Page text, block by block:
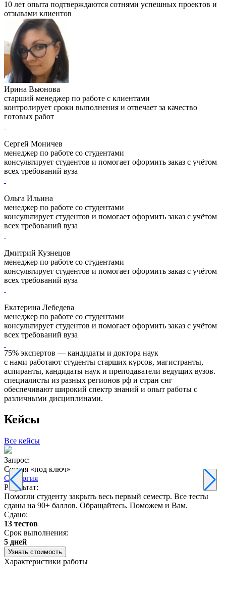
10 лет опыта подтверждаются сотнями успешных проектов и
отзывами клиентов
Ирина Вьюнова
старший менеджер по работе с клиентами
контролирует сроки выполнения и отвечает за качество
готовых работ
Сергей Моничев
менеджер по работе со студентами
консультирует студентов и помогает оформить заказ с учётом
всех требований вуза
Ольга Ильина
менеджер по работе со студентами
консультирует студентов и помогает оформить заказ с учётом
всех требований вуза
Дмитрий Кузнецов
менеджер по работе со студентами
консультирует студентов и помогает оформить заказ с учётом
всех требований вуза
Екатерина Лебедева
менеджер по работе со студентами
консультирует студентов и помогает оформить заказ с учётом
всех требований вуза
75% экспертов — кандидаты и доктора наук
с нами работают студенты старших курсов, магистранты,
аспиранты, кандидаты наук и преподаватели ведущих вузов.
специалисты из разных регионов рф и стран снг
обеспечивают широкий спектр знаний и опыт работы с
различными дисциплинами.
Кейсы
Все кейсы
Запрос:
Сессия «под ключ»
Синергия
Результат:
Помогли студенту закрыть весь первый семестр. Все тесты
сданы на 90+ баллов. Обращайтесь. Поможем и Вам.
Сдано:
13 тестов
Срок выполнения:
5 дней
Узнать стоимость
Характеристики работы